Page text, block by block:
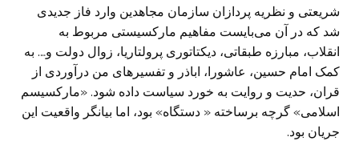
شریعتی و نظریه پردازان سازمان مجاهدین وارد فاز جدیدی
شد که در آن می‌بایست مفاهیم مارکسیستی مربوط به
انقلاب، مبارزه طبقاتی، دیکتاتوری پرولتاریا، زوال دولت و…. به
کمک امام حسین، عاشورا، اباذر و تفسیر‌های من درآوردی از
قران، حدیت و روایت به خورد سیاست داده شود. «مارکسیسم
اسلامی» گرچه برساخته « دستگاه» بود، اما بیانگر واقعیت این
جریان بود.